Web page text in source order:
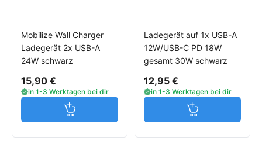
Mobilize Wall Charger
Ladegerät 2x USB-A
24W schwarz
15,90 €
in 1-3 Werktagen bei dir
Jetzt in den Warenkorb
Ladegerät auf 1x USB-A
12W/USB-C PD 18W
gesamt 30W schwarz
12,95 €
in 1-3 Werktagen bei dir
Jetzt in den